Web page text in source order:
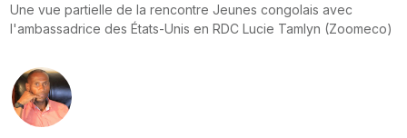
Une vue partielle de la rencontre Jeunes congolais avec
l'ambassadrice des États-Unis en RDC Lucie Tamlyn (Zoomeco)